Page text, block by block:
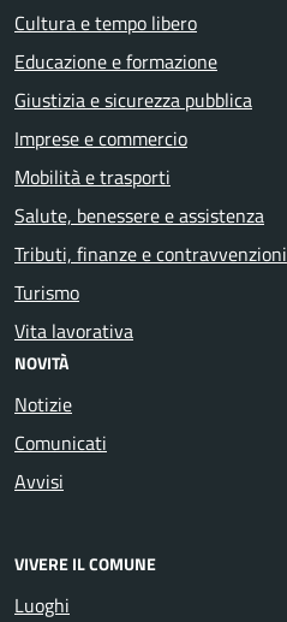
Cultura e tempo libero
Educazione e formazione
Giustizia e sicurezza pubblica
Imprese e commercio
Mobilità e trasporti
Salute, benessere e assistenza
Tributi, finanze e contravvenzioni
Turismo
Vita lavorativa
NOVITÀ
Notizie
Comunicati
Avvisi
VIVERE IL COMUNE
Luoghi